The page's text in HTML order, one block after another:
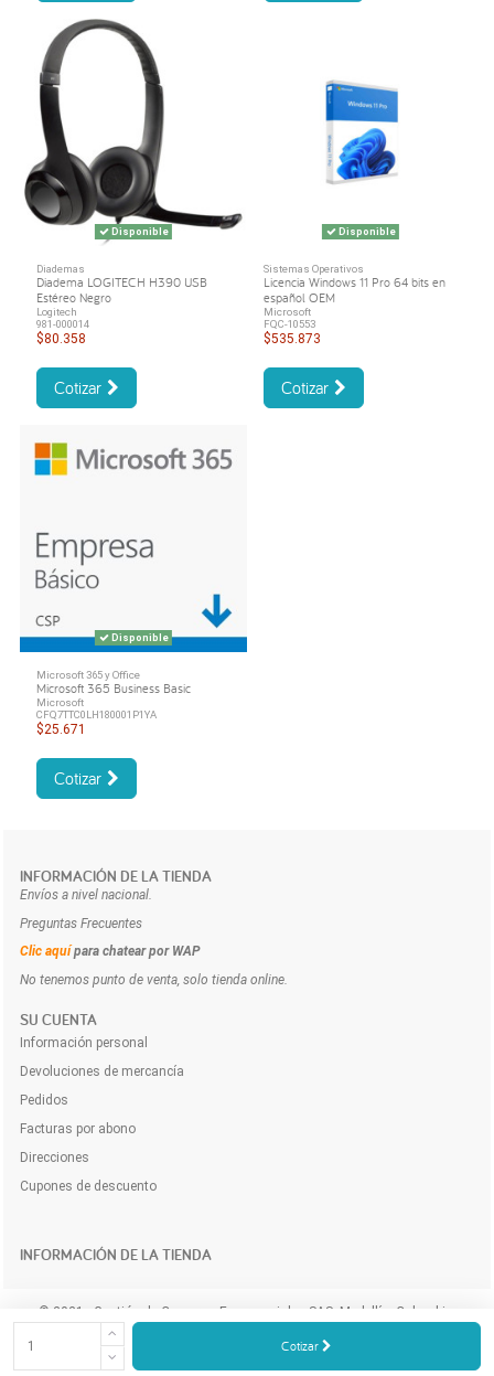
Cotizar
Disponible
Diademas
Diadema LOGITECH H390 USB
Estéreo Negro
Logitech
981-000014
$80.358
Cotizar
Disponible
Sistemas Operativos
Licencia Windows 11 Pro 64 bits en
español OEM
Microsoft
FQC-10553
$535.873
Cotizar
Disponible
Microsoft 365 y Office
Microsoft 365 Business Basic
Microsoft
CFQ7TTC0LH180001P1YA
$25.671
Cotizar
INFORMACIÓN DE LA TIENDA
Envíos a nivel nacional.
Preguntas Frecuentes
Clic aquí para chatear por WAP
No tenemos punto de venta, solo tienda online.
INFORMACIÓN DE LA TIENDA
SU CUENTA
Información personal
Devoluciones de mercancía
Pedidos
Facturas por abono
Direcciones
Cupones de descuento
© 2021 - Gestión de Compras Empresariales SAS. Medellín, Colombia.
Compra y cotiza los productos e insumos para tu empresa a domicilio y